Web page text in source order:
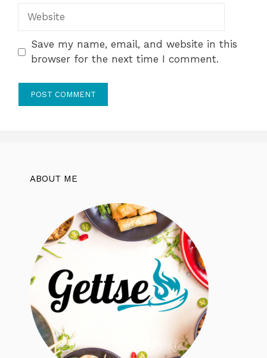
Website
Save my name, email, and website in this
browser for the next time I comment.
ABOUT ME